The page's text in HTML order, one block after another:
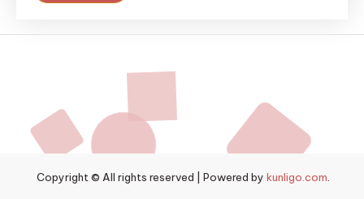
Copyright © All rights reserved Powered by kunligo.com